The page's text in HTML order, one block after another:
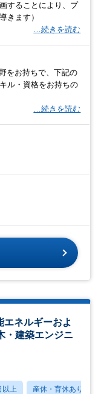
することにより、プ
きます）
…続きを読む
をお持ちで、下記の
ル・資格をお持ちの
…続きを読む
エネルギーおよ
・建築エンジニ
以上 産休・育休あり